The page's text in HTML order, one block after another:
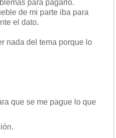
para pagarlo.
de mi parte iba para
el dato.
nada del tema porque lo
que se me pague lo que